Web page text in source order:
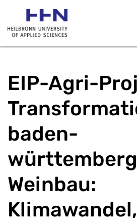
EIP-Agri-
baden-
Weinbau:
Klimawandel,